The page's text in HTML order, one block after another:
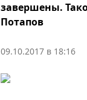
завершены.
Потапов
09.10.2017 в 18:16